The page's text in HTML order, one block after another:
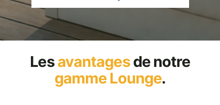
Lesavantagesde notre
gamme Lounge.